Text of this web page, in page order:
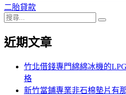
導
覽
章:
二胎貸款
搜
關
近期文章
竹北借錢專門綿綿冰機的
格
新竹當鋪專業非石棉墊片有